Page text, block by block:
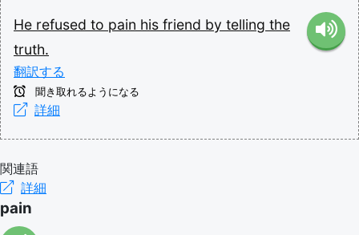
He refused to pain his friend by telling the
truth.
翻訳する
聞き取れるようになる
詳細
関連語
詳細
pain